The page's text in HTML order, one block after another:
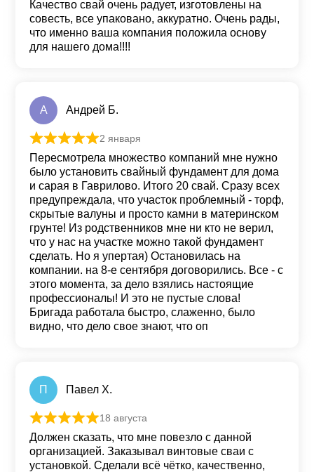
Качество свай очень радует, изготовлены на
совесть, все упаковано, аккуратно. Очень рады,
что именно ваша компания положила основу
для нашего дома!!!!
А Андрей Б.
Оценка из 5
2 января
Пересмотрела множество компаний мне нужно
было установить свайный фундамент для дома
и сарая в Гаврилово. Итого 20 свай. Сразу всех
предупреждала, что участок проблемный - торф,
скрытые валуны и просто камни в материнском
грунте! Из родственников мне ни кто не верил,
что у нас на участке можно такой фундамент
сделать. Но я упертая) Остановилась на
компании. на 8-е сентября договорились. Все - с
этого момента, за дело взялись настоящие
профессионалы! И это не пустые слова!
Бригада работала быстро, слаженно, было
видно, что дело свое знают, что оп
П Павел Х.
Оценка из 5
18 августа
Должен сказать, что мне повезло с данной
организацией. Заказывал винтовые сваи с
установкой. Сделали всё чётко, качественно,